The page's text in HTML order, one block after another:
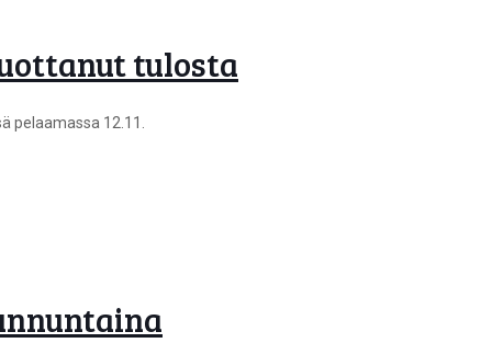
tulosta
pelaamassa 12.11.